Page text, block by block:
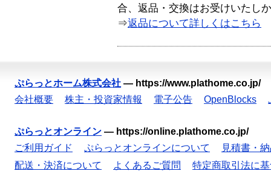
合、返品・交換はお受けいたし
⇒返品について詳しくはこちら
ぷらっとホーム株式会社 — https://www.plathome.co.jp/
会社概要
株主・投資家情報 電子公告 OpenBlocks
ぷらっとオンライン — https://online.plathome.co.jp/
ご利用ガイド
ぷらっとオンラインについて
見積書・
配送・決済について
よくあるご質問
特定商取引法に